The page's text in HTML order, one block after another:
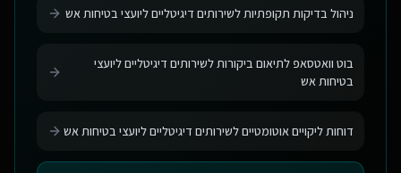
ניהול בדיקות תקופתיות לשירותים דיגיטליים ליועצי בטיחות אש
בוט וואטסאפ לתיאום ביקורות לשירותים דיגיטליים ליועצי
בטיחות אש
דוחות ליקויים אוטומטיים לשירותים דיגיטליים ליועצי בטיחות אש